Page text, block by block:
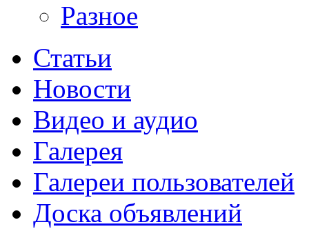
Разное
Статьи
Новости
Видео и аудио
Галерея
Галереи пользователей
Доска объявлений